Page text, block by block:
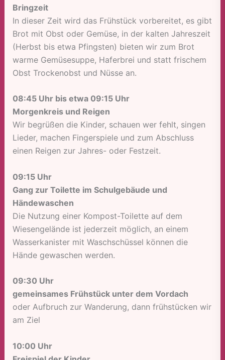
Bringzeit
In dieser Zeit wird das Frühstück vorbereitet, es gibt
Brot mit Obst oder Gemüse, in der kalten Jahreszeit
(Herbst bis etwa Pfingsten) bieten wir zum Brot
warme Gemüsesuppe, Haferbrei und statt frischem
Obst Trockenobst und Nüsse an.
08:45 Uhr bis etwa 09:15 Uhr
Morgenkreis und Reigen
Wir begrüßen die Kinder, schauen wer fehlt, singen
Lieder, machen Fingerspiele und zum Abschluss
einen Reigen zur Jahres- oder Festzeit.
09:15 Uhr
Gang zur Toilette im Schulgebäude und
Händewaschen
Die Nutzung einer Kompost-Toilette auf dem
Wiesengelände ist jederzeit möglich, an einem
Wasserkanister mit Waschschüssel können die
Hände gewaschen werden.
09:30 Uhr
gemeinsames Frühstück unter dem Vordach
oder Aufbruch zur Wanderung, dann frühstücken wir
am Ziel
10:00 Uhr